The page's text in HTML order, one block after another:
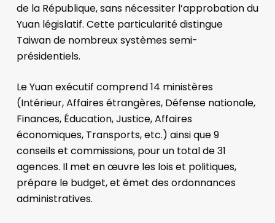
de la République, sans nécessiter l’approbation du
Yuan législatif. Cette particularité distingue
Taiwan de nombreux systèmes semi-
présidentiels.
Le Yuan exécutif comprend 14 ministères
(Intérieur, Affaires étrangères, Défense nationale,
Finances, Éducation, Justice, Affaires
économiques, Transports, etc.) ainsi que 9
conseils et commissions, pour un total de 31
agences. Il met en œuvre les lois et politiques,
prépare le budget, et émet des ordonnances
administratives.